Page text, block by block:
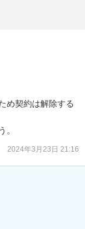
め契約は解除する
。
2024年3月23日 21:16